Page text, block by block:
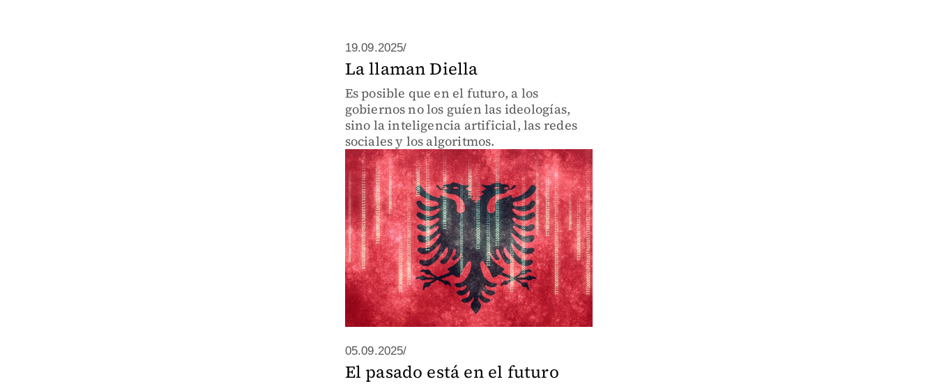
19.09.2025/
La llaman Diella
Es posible que en el futuro, a los
gobiernos no los guíen las ideologías,
sino la inteligencia artificial, las redes
sociales y los algoritmos.
05.09.2025/
El pasado está en el futuro